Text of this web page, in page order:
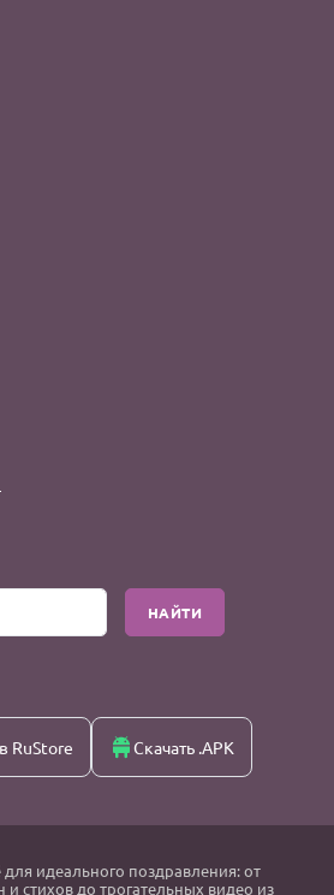
НАЙТИ
RuStore Скачать .APK
идеального поздравления: от
и стихов до трогательных видео из